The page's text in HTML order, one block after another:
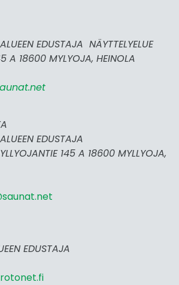
EDUSTAJA NÄYTTELYELUE
A 18600 MYLYOJA, HEINOLA
EDUSTAJA
145 A 18600 MYLLYOJA,
EDUSTAJA